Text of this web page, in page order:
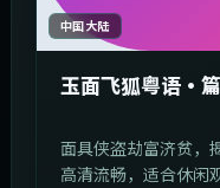
中国大陆
玉面飞狐粤语·
面具侠盗劫富济贫，
高清流畅，适合休闲